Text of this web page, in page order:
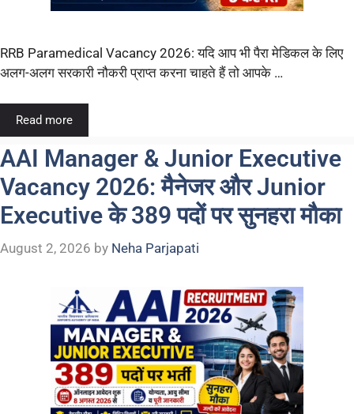
RRB Paramedical Vacancy 2026: यदि आप भी पैरा मेडिकल के लिए
अलग-अलग सरकारी नौकरी प्राप्त करना चाहते हैं तो आपके …
Read more
AAI Manager & Junior Executive
Vacancy 2026: मैनेजर और Junior
Executive के 389 पदों पर सुनहरा मौका
August 2, 2026 by Neha Parjapati